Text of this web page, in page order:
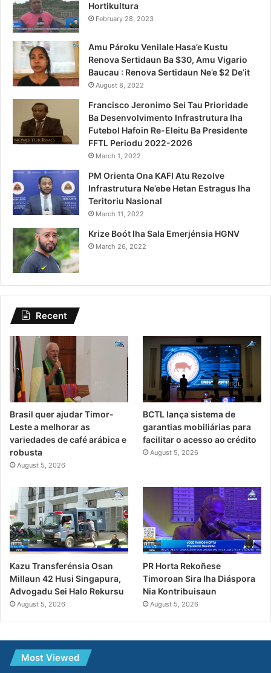
Hortikultura
February 28, 2023
Amu Pároku Venilale Hasa’e Kustu
Renova Sertidaun Ba $30, Amu Vigario
Baucau : Renova Sertidaun Ne’e $2 De’it
August 8, 2022
Francisco Jeronimo Sei Tau Prioridade
Ba Desenvolvimento Infrastrutura Iha
Futebol Hafoin Re-Eleitu Ba Presidente
FFTL Periodu 2022-2026
March 1, 2022
PM Orienta Ona KAFI Atu Rezolve
Infrastrutura Ne’ebe Hetan Estragus Iha
Teritoriu Nasional
March 11, 2022
Krize Boót Iha Sala Emerjénsia HGNV
March 26, 2022
Recent
Brasil quer ajudar Timor-
Leste a melhorar as
variedades de café arábica e
robusta
August 5, 2026
BCTL lança sistema de
garantias mobiliárias para
facilitar o acesso ao crédito
August 5, 2026
Kazu Transferénsia Osan
Millaun 42 Husi Singapura,
Advogadu Sei Halo Rekursu
August 5, 2026
PR Horta Rekoñese
Timoroan Sira Iha Diáspora
Nia Kontribuisaun
August 5, 2026
Most Viewed